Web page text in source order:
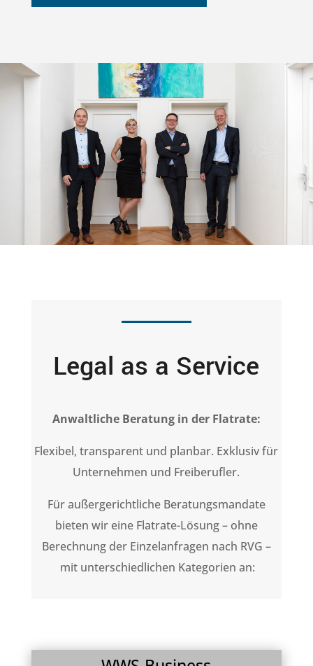
Legal as a Service
Anwaltliche Beratung in der Flatrate:
Flexibel, transparent und planbar. Exklusiv für
Unternehmen und Freiberufler.
Für außergerichtliche Beratungsmandate
bieten wir eine Flatrate-Lösung – ohne
Berechnung der Einzelanfragen nach RVG –
mit unterschiedlichen Kategorien an: